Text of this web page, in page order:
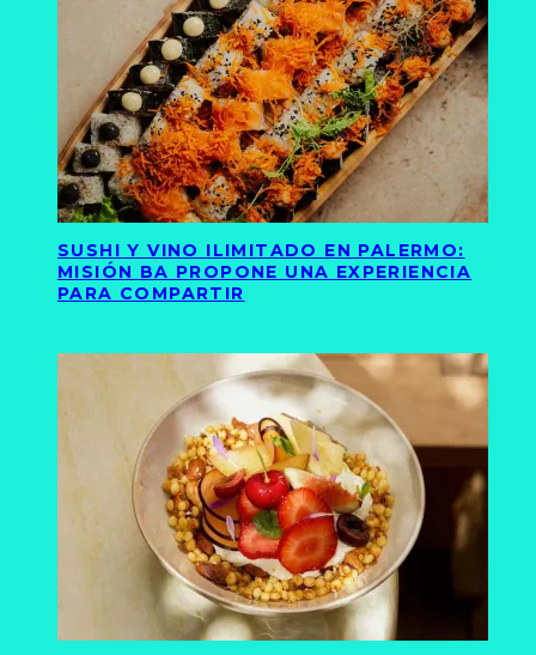
SUSHI Y VINO ILIMITADO EN PALERMO:
MISIÓN BA PROPONE UNA EXPERIENCIA
PARA COMPARTIR